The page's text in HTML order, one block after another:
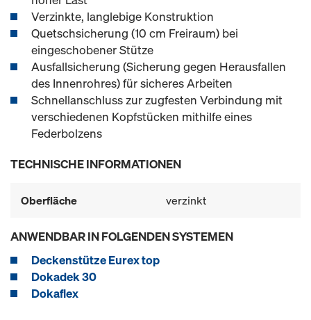
Verzinkte, langlebige Konstruktion
Quetschsicherung (10 cm Freiraum) bei
eingeschobener Stütze
Ausfallsicherung (Sicherung gegen Herausfallen
des Innenrohres) für sicheres Arbeiten
Schnellanschluss zur zugfesten Verbindung mit
verschiedenen Kopfstücken mithilfe eines
Federbolzens
TECHNISCHE INFORMATIONEN
Oberfläche verzinkt
ANWENDBAR IN FOLGENDEN SYSTEMEN
Deckenstütze Eurex top
Dokadek 30
Dokaflex